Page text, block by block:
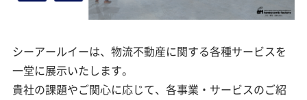
シーアールイーは、物流不動産に関する各種サービスを
一堂に展示いたします。
貴社の課題やご関心に応じて、各事業・サービスのご紹